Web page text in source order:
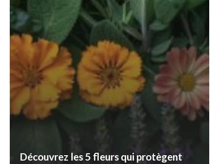
Découvrez les 5 fleurs qui protègent